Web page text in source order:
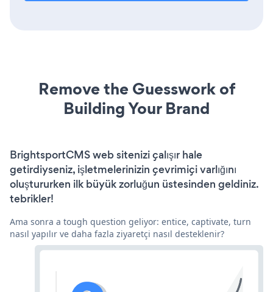
Remove the Guesswork of
Building Your Brand
BrightsportCMS web sitenizi çalışır hale
getirdiyseniz, işletmelerinizin çevrimiçi varlığını
oluştururken ilk büyük zorluğun üstesinden geldiniz.
tebrikler!
Ama sonra a tough question geliyor: entice, captivate, turn
nasıl yapılır ve daha fazla ziyaretçi nasıl desteklenir?